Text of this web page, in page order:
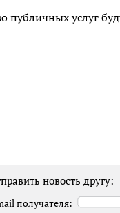
публичных услуг
новость другу:
получателя: